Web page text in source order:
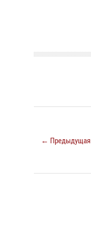
← Предыдущая